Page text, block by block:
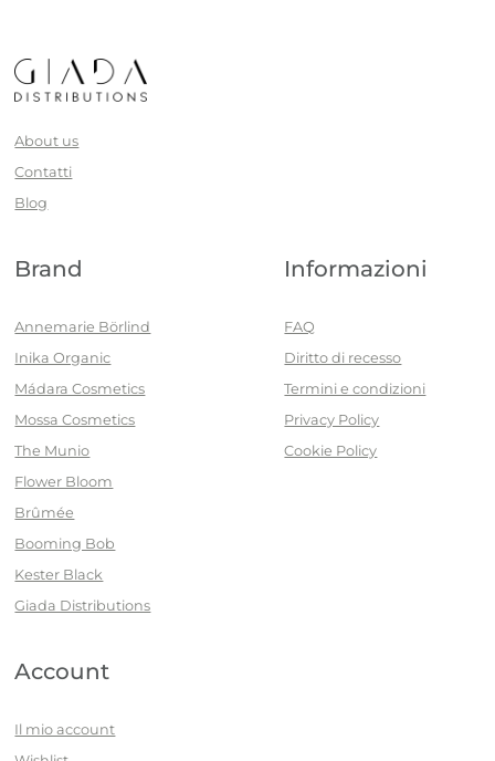
About us
Contatti
Blog
Brand
Annemarie Börlind
Inika Organic
Mádara Cosmetics
Mossa Cosmetics
The Munio
Flower Bloom
Brûmée
Booming Bob
Kester Black
Giada Distributions
Informazioni
FAQ
Diritto di recesso
Termini e condizioni
Privacy Policy
Cookie Policy
Account
Il mio account